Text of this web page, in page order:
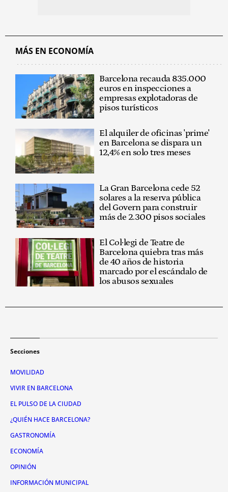
MÁS EN ECONOMÍA
Barcelona recauda 835.000
euros en inspecciones a
empresas explotadoras de
pisos turísticos
El alquiler de oficinas 'prime'
en Barcelona se dispara un
12,4% en solo tres meses
La Gran Barcelona cede 52
solares a la reserva pública
del Govern para construir
más de 2.300 pisos sociales
El Col·legi de Teatre de
Barcelona quiebra tras más
de 40 años de historia
marcado por el escándalo de
los abusos sexuales
Secciones
MOVILIDAD
VIVIR EN BARCELONA
EL PULSO DE LA CIUDAD
¿QUIÉN HACE BARCELONA?
GASTRONOMÍA
ECONOMÍA
OPINIÓN
INFORMACIÓN MUNICIPAL